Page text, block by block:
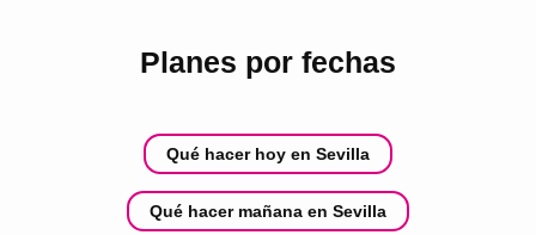
Planes por fechas
Qué hacer hoy en Sevilla
Qué hacer mañana en Sevilla